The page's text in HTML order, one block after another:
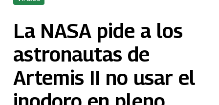
La NASA pide a los
astronautas de
Artemis II no usar el